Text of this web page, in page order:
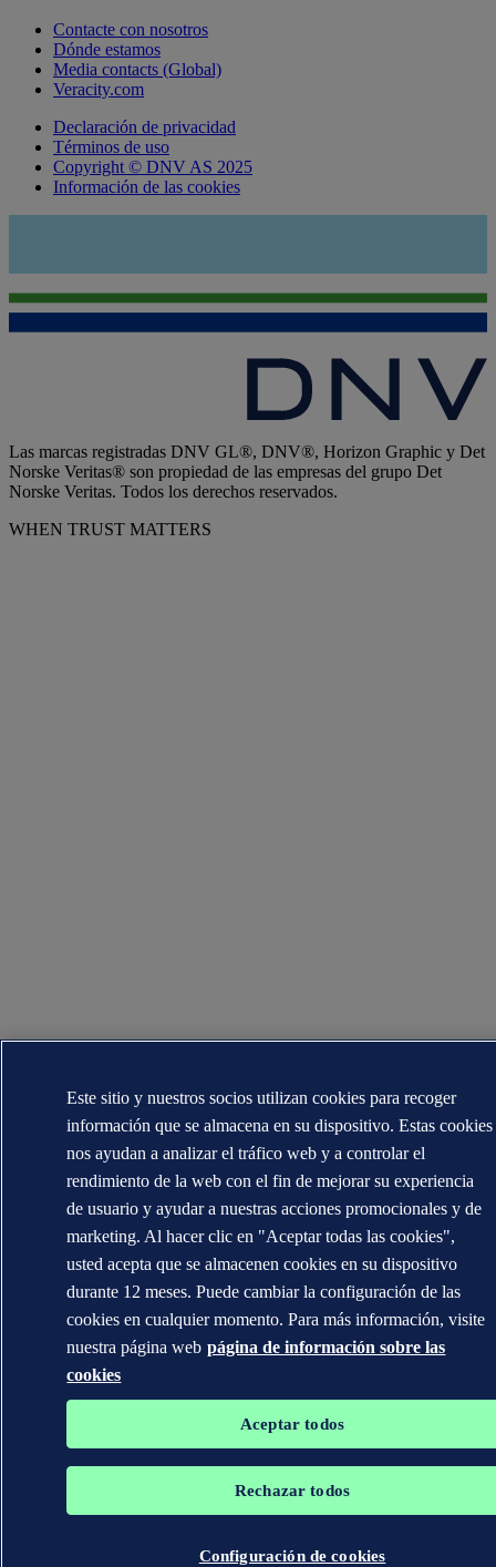
Contacte con nosotros
Dónde estamos
Media contacts (Global)
Veracity.com
Declaración de privacidad
Términos de uso
Copyright © DNV AS 2025
Información de las cookies
Las marcas registradas DNV GL®, DNV®, Horizon Graphic y Det
Norske Veritas® son propiedad de las empresas del grupo Det
Norske Veritas. Todos los derechos reservados.
WHEN TRUST MATTERS
Este sitio y nuestros socios utilizan cookies para recoger
información que se almacena en su dispositivo. Estas cookies
nos ayudan a analizar el tráfico web y a controlar el
rendimiento de la web con el fin de mejorar su experiencia
de usuario y ayudar a nuestras acciones promocionales y de
marketing. Al hacer clic en "Aceptar todas las cookies",
usted acepta que se almacenen cookies en su dispositivo
durante 12 meses. Puede cambiar la configuración de las
cookies en cualquier momento. Para más información, visite
nuestra página web página de información sobre las
cookies
Aceptar todos
Rechazar todos
Configuración de cookies